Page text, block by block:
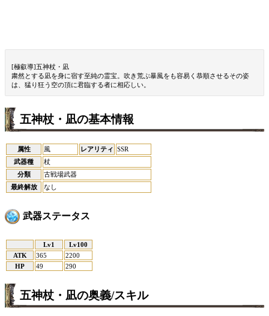
[極叡導]五神杖・凪
粛然とする凪を身に宿す至純の霊宝。吹き荒ぶ暴風をも容易く恭順させるその姿
は、猛り狂う空の頂に君臨する者に相応しい。
五神杖・凪の基本情報
属性 風 レアリティ SSR
武器種
杖
分類
古戦場武器
最終解放
なし
武器ステータス
Lv1
Lv100
ATK
365
2200
HP
49 290
五神杖・凪の奥義/スキル